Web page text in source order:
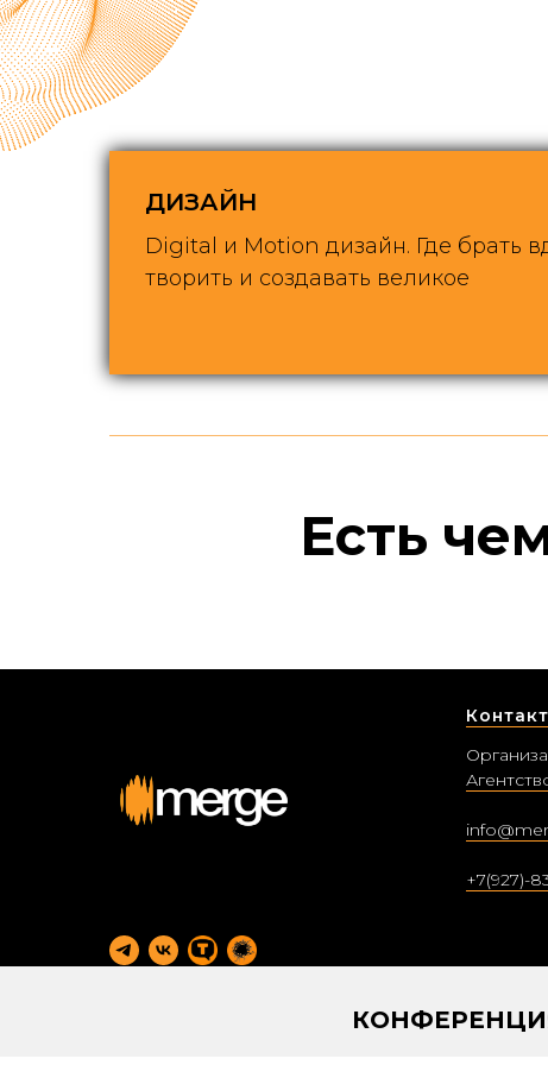
ДИЗАЙН
Digital и Motion дизайн. Где брать
творить и создавать великое
Есть
+7(927)-